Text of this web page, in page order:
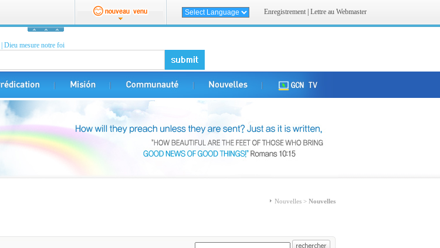
Enregistrement Lettre au Webmaster
Dieu mesure notre foi
Nouvelles > Nouvelles